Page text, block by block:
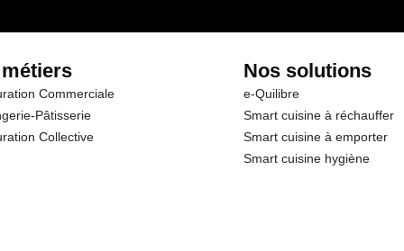
Commerciale
Pâtisserie
Collective
Nos solutions
e-Quilibre
Smart cuisine à réchauffer
Smart cuisine à emporter
Smart cuisine hygiène